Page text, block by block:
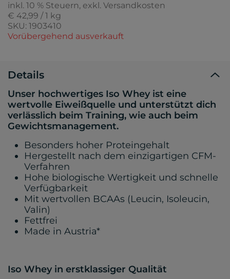
inkl. 10 % Steuern, exkl. Versandkosten
€ 42,99 / 1 kg
SKU: 1903410
Vorübergehend ausverkauft
Details
Unser hochwertiges Iso Whey ist eine
wertvolle Eiweißquelle und unterstützt dich
verlässlich beim Training, wie auch beim
Gewichtsmanagement.
Besonders hoher Proteingehalt
Hergestellt nach dem einzigartigen CFM-
Verfahren
Hohe biologische Wertigkeit und schnelle
Verfügbarkeit
Mit wertvollen BCAAs (Leucin, Isoleucin,
Valin)
Fettfrei
Made in Austria*
Iso Whey in erstklassiger Qualität